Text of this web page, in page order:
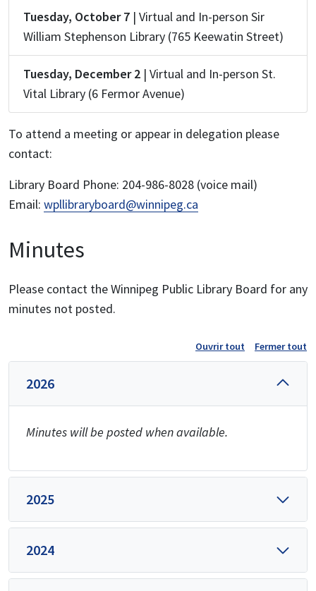
Tuesday, October 7 | Virtual and In-person Sir
William Stephenson Library (765 Keewatin Street)
Tuesday, December 2 | Virtual and In-person St.
Vital Library (6 Fermor Avenue)
To attend a meeting or appear in delegation please
contact:
Library Board Phone: 204-986-8028 (voice mail)
Email: wpllibraryboard@winnipeg.ca
Minutes
Please contact the Winnipeg Public Library Board for any
minutes not posted.
Ouvrir tout Fermer tout
2026
Minutes will be posted when available.
2025
2024